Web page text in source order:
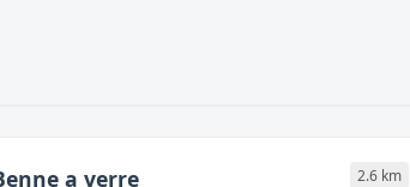
a verre 2.6 km